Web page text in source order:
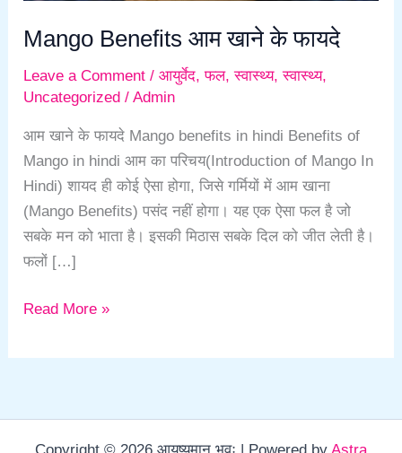
Mango Benefits आम खाने के फायदे
Leave a Comment /आयुर्वेद,फल,स्वास्थ्य,स्वास्थ्य,
Uncategorized /Admin
आम खाने के फायदे Mango benefits in hindi Benefits of
Mango in hindi आम का परिचय(Introduction of Mango In
Hindi) शायद ही कोई ऐसा होगा, जिसे गर्मियों में आम खाना
(Mango Benefits) पसंद नहीं होगा। यह एक ऐसा फल है जो
सबके मन को भाता है। इसकी मिठास सबके दिल को जीत लेती है।
फलों […]
Read More »
Copyright © 2026 आयुष्यमान भवः | Powered by Astra